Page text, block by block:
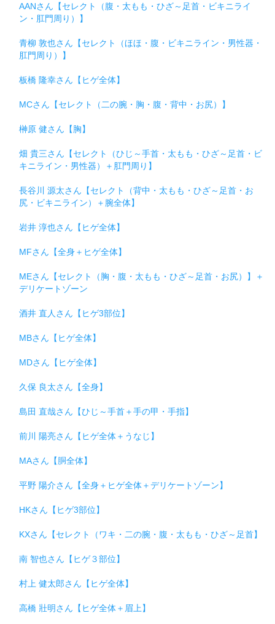
AANさん【セレクト（腹・太もも・ひざ～足首・ビキニライ
ン・肛門周り）】
青柳 敦也さん【セレクト（ほほ・腹・ビキニライン・男性器・
肛門周り）】
板橋 隆幸さん【ヒゲ全体】
MCさん【セレクト（二の腕・胸・腹・背中・お尻）】
榊原 健さん【胸】
畑 貴三さん【セレクト（ひじ～手首・太もも・ひざ～足首・ビ
キニライン・男性器）＋肛門周り】
長谷川 源太さん【セレクト（背中・太もも・ひざ～足首・お
尻・ビキニライン）＋腕全体】
岩井 淳也さん【ヒゲ全体】
MFさん【全身＋ヒゲ全体】
MEさん【セレクト（胸・腹・太もも・ひざ～足首・お尻）】＋
デリケートゾーン
酒井 直人さん【ヒゲ3部位】
MBさん【ヒゲ全体】
MDさん【ヒゲ全体】
久保 良太さん【全身】
島田 直哉さん【ひじ～手首＋手の甲・手指】
前川 陽亮さん【ヒゲ全体＋うなじ】
MAさん【胴全体】
平野 陽介さん【全身＋ヒゲ全体＋デリケートゾーン】
HKさん【ヒゲ3部位】
KXさん【セレクト（ワキ・二の腕・腹・太もも・ひざ～足首】
南 智也さん【ヒゲ３部位】
村上 健太郎さん【ヒゲ全体】
高橋 壯明さん【ヒゲ全体＋眉上】